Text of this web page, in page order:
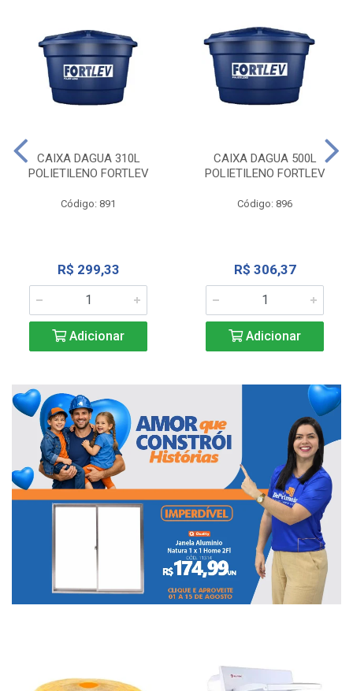
CAIXA DAGUA 310L
POLIETILENO FORTLEV
Código: 891
R$ 299,33
Adicionar
CAIXA DAGUA 500L
POLIETILENO FORTLEV
Código: 896
R$ 306,37
Adicionar